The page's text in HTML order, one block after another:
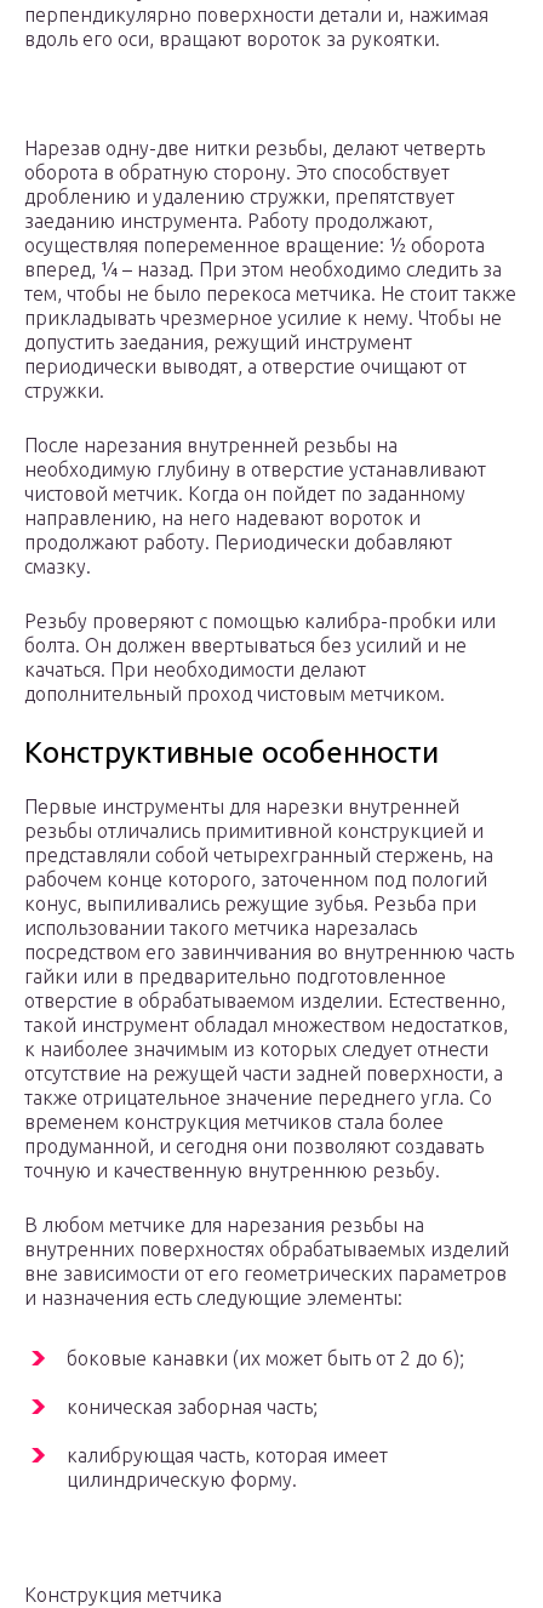
перпендикулярно поверхности детали и, нажимая
вдоль его оси, вращают вороток за рукоятки.
Нарезав одну-две нитки резьбы, делают четверть
оборота в обратную сторону. Это способствует
дроблению и удалению стружки, препятствует
заеданию инструмента. Работу продолжают,
осуществляя попеременное вращение: ½ оборота
вперед, ¼ – назад. При этом необходимо следить за
тем, чтобы не было перекоса метчика. Не стоит также
прикладывать чрезмерное усилие к нему. Чтобы не
допустить заедания, режущий инструмент
периодически выводят, а отверстие очищают от
стружки.
После нарезания внутренней резьбы на
необходимую глубину в отверстие устанавливают
чистовой метчик. Когда он пойдет по заданному
направлению, на него надевают вороток и
продолжают работу. Периодически добавляют
смазку.
Резьбу проверяют с помощью калибра-пробки или
болта. Он должен ввертываться без усилий и не
качаться. При необходимости делают
дополнительный проход чистовым метчиком.
Конструктивные особенности
Первые инструменты для нарезки внутренней
резьбы отличались примитивной конструкцией и
представляли собой четырехгранный стержень, на
рабочем конце которого, заточенном под пологий
конус, выпиливались режущие зубья. Резьба при
использовании такого метчика нарезалась
посредством его завинчивания во внутреннюю часть
гайки или в предварительно подготовленное
отверстие в обрабатываемом изделии. Естественно,
такой инструмент обладал множеством недостатков,
к наиболее значимым из которых следует отнести
отсутствие на режущей части задней поверхности, а
также отрицательное значение переднего угла. Со
временем конструкция метчиков стала более
продуманной, и сегодня они позволяют создавать
точную и качественную внутреннюю резьбу.
В любом метчике для нарезания резьбы на
внутренних поверхностях обрабатываемых изделий
вне зависимости от его геометрических параметров
и назначения есть следующие элементы:
боковые канавки (их может быть от 2 до 6);
коническая заборная часть;
калибрующая часть, которая имеет
цилиндрическую форму.
Конструкция метчика